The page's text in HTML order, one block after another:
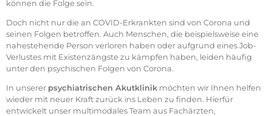
können die Folge sein.
Doch nicht nur die an COVID-Erkrankten sind von Corona und
seinen Folgen betroffen. Auch Menschen, die beispielsweise eine
nahestehende Person verloren haben oder aufgrund eines Job-
Verlustes mit Existenzängste zu kämpfen haben, leiden häufig
unter den psychischen Folgen von Corona.
In unserer psychiatrischen Akutklinikmöchten wir Ihnen helfen
wieder mit neuer Kraft zurück ins Leben zu finden. Hierfür
entwickelt unser multimodales Team aus Fachärzten,